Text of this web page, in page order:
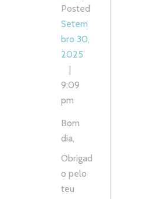
Posted
Setem
bro 30,
2025
9:09
pm
Bom
dia,
Obrigad
o pelo
teu